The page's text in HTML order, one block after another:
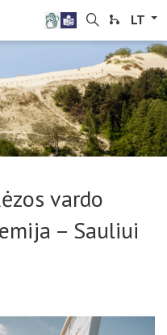
vardo
– Sauliui
LT